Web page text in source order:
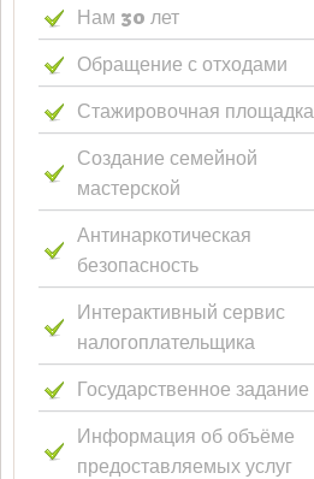
Нам 30 лет
Обращение с отходами
Стажировочная площадка
Создание семейной
мастерской
Антинаркотическая
безопасность
Интерактивный сервис
налогоплательщика
Государственное задание
Информация об объёме
предоставляемых услуг